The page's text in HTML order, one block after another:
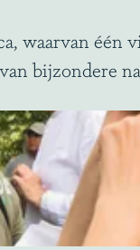
waarvan één
bijzondere